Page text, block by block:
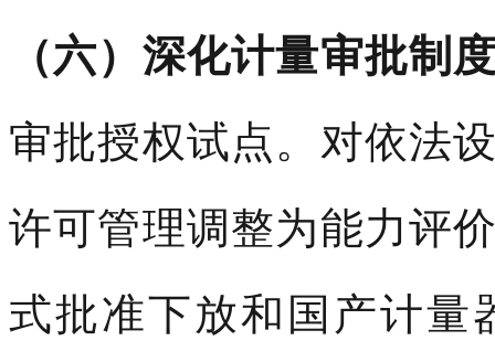
（六）深化计量审批制
审批授权试点。对依法
许可管理调整为能力评
式批准下放和国产计量